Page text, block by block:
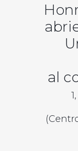
al